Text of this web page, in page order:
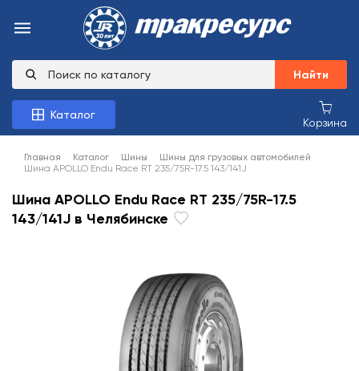
Найти
Каталог
Корзина
Главная Каталог Шины
Шины для грузовых автомобилей
Шина APOLLO Endu Race RT 235/75R-17.5 143/141J
Шина APOLLO Endu Race RT 235/75R-17.5
143/141J в Челябинске